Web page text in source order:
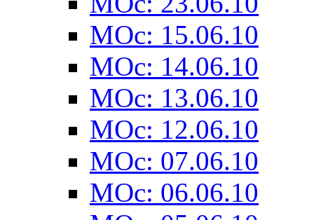
MOc: 15.06.10
MOc: 14.06.10
MOc: 13.06.10
MOc: 12.06.10
MOc: 07.06.10
MOc: 06.06.10